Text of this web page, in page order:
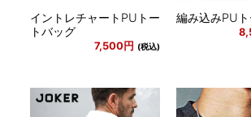
イントレチャートPUトー
トバッグ
7,500円 (税込)
編み込みPU